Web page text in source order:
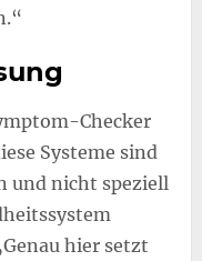
Checker
Systeme sind
und nicht speziell
hier setzt